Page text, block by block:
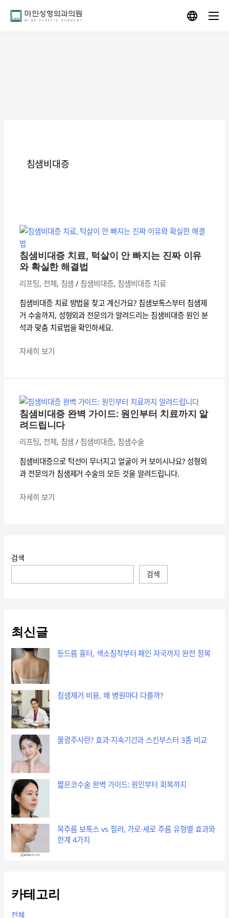
content
침샘비대증
침샘비대증 치료, 턱살이 안 빠지는 진짜 이유
와 확실한 해결법
리프팅, 전체, 침샘 / 침샘비대증, 침샘비대증 치료
침샘비대증 치료 방법을 찾고 계신가요? 침샘보톡스부터 침샘제
거 수술까지, 성형외과 전문의가 알려드리는 침샘비대증 원인 분
석과 맞춤 치료법을 확인하세요.
샘
비
대
증
료,
턱
살
이
빠
짜
이
유
와
확
실
한
결
자세히 보기
침샘비대증 완벽 가이드: 원인부터 치료까지 알
려드립니다
리프팅, 전체, 침샘 / 침샘비대증, 침샘수술
침샘비대증으로 턱선이 무너지고 얼굴이 커 보이시나요? 성형외
과 전문의가 침샘제거 수술의 모든 것을 알려드립니다.
샘
비
대
완
벽
가
드:
치
료
까
드
니
다
자세히 보기
검색
검색
최신글
등드름 흉터, 색소침착부터 패인 자국까지 완전 정복
침샘제거 비용, 왜 병원마다 다를까?
물광주사란? 효과·지속기간과 스킨부스터 3종 비교
짧은코수술 완벽 가이드: 원인부터 회복까지
목주름 보톡스 vs 필러, 가로·세로 주름 유형별 효과와
한계 4가지
카테고리
전체